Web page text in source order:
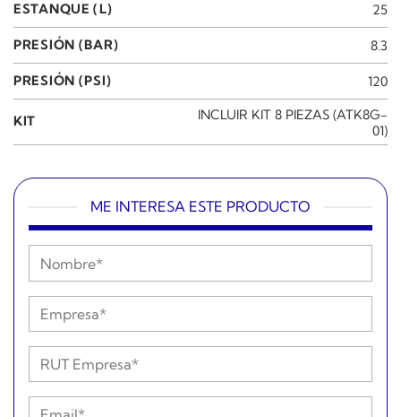
ESTANQUE (L) 25
PRESIÓN (BAR) 8.3
PRESIÓN (PSI) 120
KIT
INCLUIR KIT 8 PIEZAS (ATK8G-
01)
ME INTERESA ESTE PRODUCTO